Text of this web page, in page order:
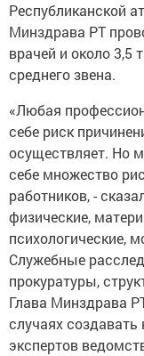
Республиканской
Минздрава РТ
врачей и около 3,5
среднего звена.
«Любая
себе риск
осуществляет. Но
себе множество
работников, -
физические,
психологические,
Служебные
прокуратуры,
Глава Минздрава
случаях
экспертов